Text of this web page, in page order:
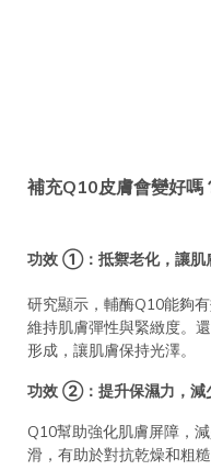
補充Q10皮膚會變好嗎
功效 ①：抵禦老化，讓肌
研究顯示，輔酶Q10能夠
維持肌膚彈性與緊緻度。
形成，讓肌膚保持光澤。
功效 ②：提升保濕力，減
Q10幫助強化肌膚屏障，
滑，有助於對抗乾燥和粗糙